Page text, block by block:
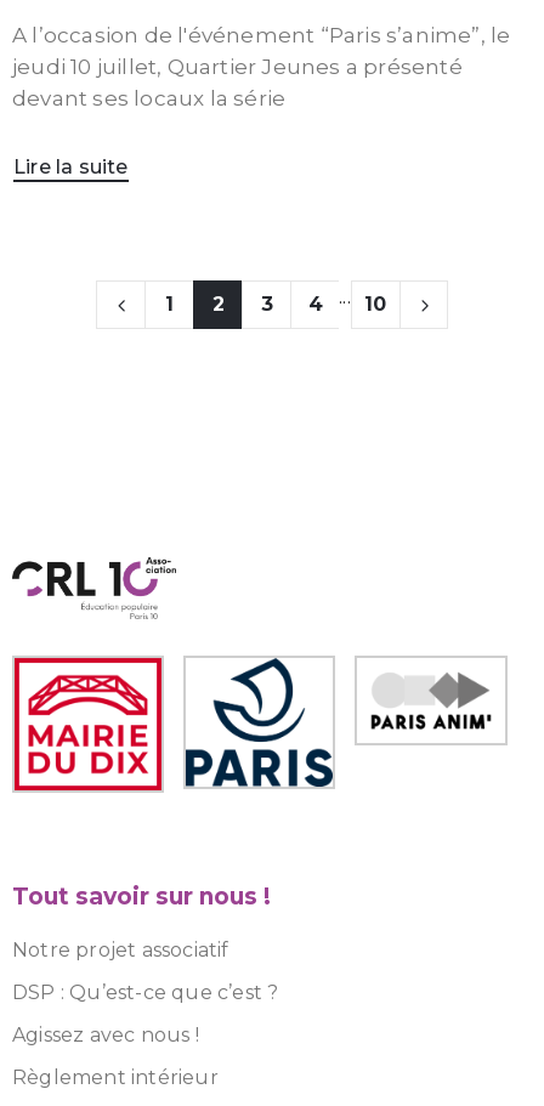
A l’occasion de l'événement “Paris s’anime”, le
jeudi 10 juillet, Quartier Jeunes a présenté
devant ses locaux la série
Lire la suite
1 2 3 4 ... 10
Tout savoir sur nous !
Notre projet associatif
DSP : Qu’est-ce que c’est ?
Agissez avec nous !
Règlement intérieur